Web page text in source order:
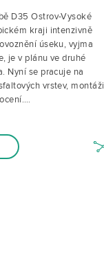
D35 Ostrov-Vysoké
kraji intenzivně
úseku, vyjma
je v plánu ve druhé
Nyní se pracuje na
vrstev, montáži